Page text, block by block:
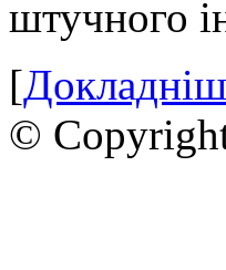
штучного
[
©